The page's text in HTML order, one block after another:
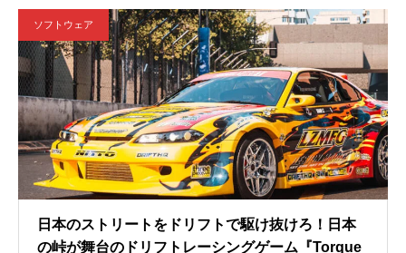
ソフトウェア
日本のストリートをドリフトで駆け抜けろ！日本
の峠が舞台のドリフトレーシングゲーム『Torque